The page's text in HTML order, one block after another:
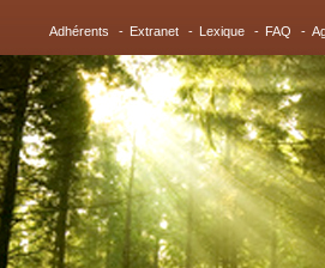
Adhérents - Extranet - Lexique - FAQ -